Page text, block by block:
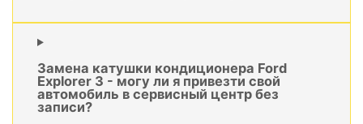
Замена катушки кондиционера Ford
Explorer 3 - могу ли я привезти свой
автомобиль в сервисный центр без
записи?